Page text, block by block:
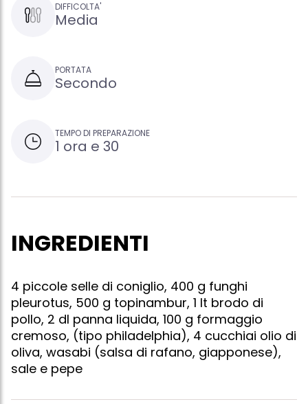
DIFFICOLTA'
Media
PORTATA
Secondo
TEMPO DI PREPARAZIONE
1 ora e 30
INGREDIENTI
4 piccole selle di coniglio, 400 g funghi
pleurotus, 500 g topinambur, 1 lt brodo di
pollo, 2 dl panna liquida, 100 g formaggio
cremoso, (tipo philadelphia), 4 cucchiai olio di
oliva, wasabi (salsa di rafano, giapponese),
sale e pepe